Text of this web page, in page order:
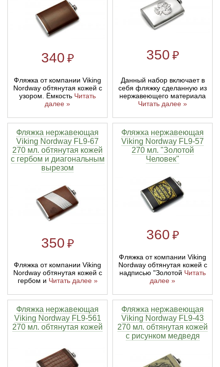
340 ₽
Фляжка от компании Viking
Nordway обтянутая кожей с
узором. Ёмкость Читать
далее »
350 ₽
Данный набор включает в
себя фляжку сделанную из
нержавеющего материала
Читать далее »
Фляжка нержавеющая
Viking Nordway FL9-67
270 мл. обтянутая кожей
с гербом и диагональным
вырезом
350 ₽
Фляжка от компании Viking
Nordway обтянутая кожей с
гербом и Читать далее »
Фляжка нержавеющая
Viking Nordway FL9-57
270 мл. "Золотой
Человек"
360 ₽
Фляжка от компании Viking
Nordway обтянутая кожей с
надписью "Золотой Читать
далее »
Фляжка нержавеющая
Viking Nordway FL9-561
270 мл. обтянутая кожей
Фляжка нержавеющая
Viking Nordway FL9-43
270 мл. обтянутая кожей
с рисунком медведя
Тетивы и тросы для арбалетов
Подставки для лука
Рукоятки для лука
Плечи для лука
Нагрудники
Краги для стрельбы
Напальчники для классических луков
Перчатки для традиционных луков
Линейки для настройки лука
Полочки для лука
Кликеры для лука
Плунжеры для лука
Инсерты для арбалетных стрел
Стрелы для лука
Выниматели для стрел
Тычковые ножи
Ножи танто
Топоры
Топорики-томагавки
Ножи известных брендов
Мультитулы
Метательные ножи
Охотничьи ножи
Ножи складные
Механические точилки для ножей